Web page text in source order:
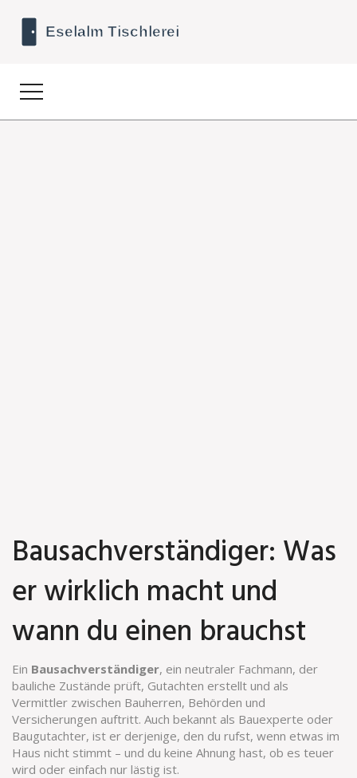
Bausachverständiger: Was
er wirklich macht und
wann du einen brauchst
Ein Bausachverständiger, ein neutraler Fachmann, der
bauliche Zustände prüft, Gutachten erstellt und als
Vermittler zwischen Bauherren, Behörden und
Versicherungen auftritt. Auch bekannt als Bauexperte oder
Baugutachter, ist er derjenige, den du rufst, wenn etwas im
Haus nicht stimmt – und du keine Ahnung hast, ob es teuer
wird oder einfach nur lästig ist.